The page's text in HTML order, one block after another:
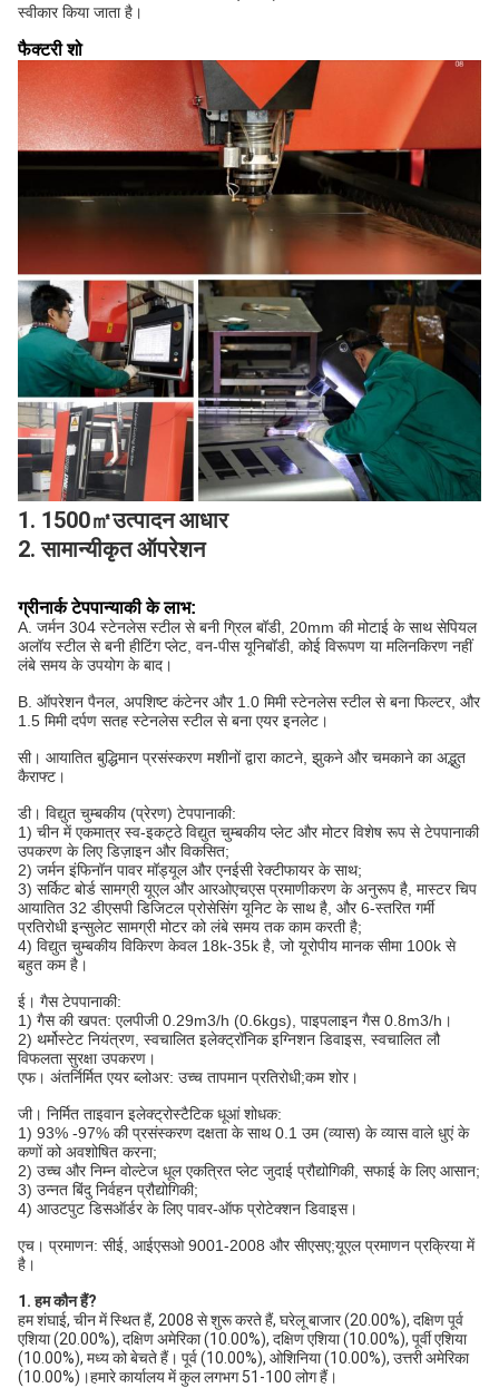
स्वीकार किया जाता है।
फैक्टरी शो
1. 1500㎡उत्पादन आधार
2. सामान्यीकृत ऑपरेशन
ग्रीनार्क टेपपान्याकी के लाभ:
A. जर्मन 304 स्टेनलेस स्टील से बनी ग्रिल बॉडी, 20mm की मोटाई के साथ सेपियल
अलॉय स्टील से बनी हीटिंग प्लेट, वन-पीस यूनिबॉडी, कोई विरूपण या मलिनकिरण नहीं
लंबे समय के उपयोग के बाद।
B. ऑपरेशन पैनल, अपशिष्ट कंटेनर और 1.0 मिमी स्टेनलेस स्टील से बना फिल्टर, और
1.5 मिमी दर्पण सतह स्टेनलेस स्टील से बना एयर इनलेट।
सी। आयातित बुद्धिमान प्रसंस्करण मशीनों द्वारा काटने, झुकने और चमकाने का अद्भुत
कैराफ्ट।
डी। विद्युत चुम्बकीय (प्रेरण) टेपपानाकी:
1) चीन में एकमात्र स्व-इकट्ठे विद्युत चुम्बकीय प्लेट और मोटर विशेष रूप से टेपपानाकी
उपकरण के लिए डिज़ाइन और विकसित;
2) जर्मन इंफिनॉन पावर मॉड्यूल और एनईसी रेक्टीफायर के साथ;
3) सर्किट बोर्ड सामग्री यूएल और आरओएचएस प्रमाणीकरण के अनुरूप है, मास्टर चिप
आयातित 32 डीएसपी डिजिटल प्रोसेसिंग यूनिट के साथ है, और 6-स्तरित गर्मी
प्रतिरोधी इन्सुलेट सामग्री मोटर को लंबे समय तक काम करती है;
4) विद्युत चुम्बकीय विकिरण केवल 18k-35k है, जो यूरोपीय मानक सीमा 100k से
बहुत कम है।
ई। गैस टेपपानाकी:
1) गैस की खपत: एलपीजी 0.29m3/h (0.6kgs), पाइपलाइन गैस 0.8m3/h।
2) थर्मोस्टेट नियंत्रण, स्वचालित इलेक्ट्रॉनिक इग्निशन डिवाइस, स्वचालित लौ
विफलता सुरक्षा उपकरण।
एफ। अंतर्निर्मित एयर ब्लोअर: उच्च तापमान प्रतिरोधी;कम शोर।
जी। निर्मित ताइवान इलेक्ट्रोस्टैटिक धूआं शोधक:
1) 93% -97% की प्रसंस्करण दक्षता के साथ 0.1 उम (व्यास) के व्यास वाले धुएं के
कणों को अवशोषित करना;
2) उच्च और निम्न वोल्टेज धूल एकत्रित प्लेट जुदाई प्रौद्योगिकी, सफाई के लिए आसान;
3) उन्नत बिंदु निर्वहन प्रौद्योगिकी;
4) आउटपुट डिसऑर्डर के लिए पावर-ऑफ प्रोटेक्शन डिवाइस।
एच। प्रमाणन: सीई, आईएसओ 9001-2008 और सीएसए;यूएल प्रमाणन प्रक्रिया में
है।
1. हम कौन हैं?
हम शंघाई, चीन में स्थित हैं, 2008 से शुरू करते हैं, घरेलू बाजार (20.00%), दक्षिण पूर्व
एशिया (20.00%), दक्षिण अमेरिका (10.00%), दक्षिण एशिया (10.00%), पूर्वी एशिया
(10.00%), मध्य को बेचते हैं। पूर्व (10.00%), ओशिनिया (10.00%), उत्तरी अमेरिका
(10.00%)।हमारे कार्यालय में कुल लगभग 51-100 लोग हैं।